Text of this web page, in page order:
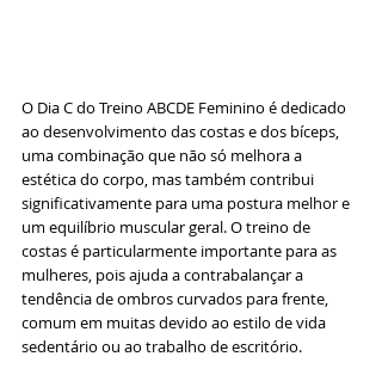
O Dia C do Treino ABCDE Feminino é dedicado
ao desenvolvimento das costas e dos bíceps,
uma combinação que não só melhora a
estética do corpo, mas também contribui
significativamente para uma postura melhor e
um equilíbrio muscular geral. O treino de
costas é particularmente importante para as
mulheres, pois ajuda a contrabalançar a
tendência de ombros curvados para frente,
comum em muitas devido ao estilo de vida
sedentário ou ao trabalho de escritório.